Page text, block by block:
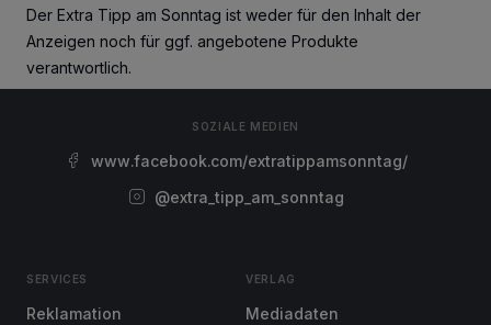
Der Extra Tipp am Sonntag ist weder für den Inhalt der
Anzeigen noch für ggf. angebotene Produkte
verantwortlich.
SOZIALE MEDIEN
www.facebook.com/extratippamsonntag/
@extra_tipp_am_sonntag
SERVICES
Reklamation
VERLAG
Mediadaten